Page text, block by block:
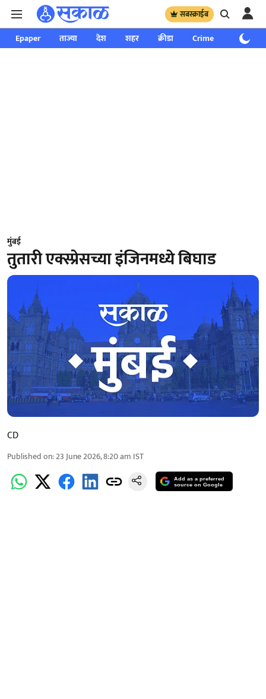
सबस्क्राईब
Epaper ताज्या देश शहर क्रीडा Crime साप्ताहिक
मुंबई
तुतारी एक्स्प्रेसच्या इंजिनमध्ये बिघाड
CD
Published on:23 June 2026, 8:20 am IST
Add as a preferred
source on Google